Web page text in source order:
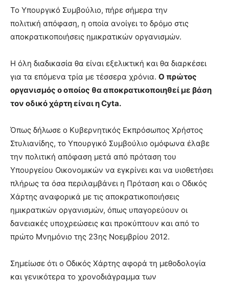
Το Υπουργικό Συμβούλιο, πήρε σήμερα την
πολιτική απόφαση, η οποία ανοίγει το δρόμο στις
αποκρατικοποιήσεις ημικρατικών οργανισμών.
Η όλη διαδικασία θα είναι εξελικτική και θα διαρκέσει
για τα επόμενα τρία με τέσσερα χρόνια. Ο πρώτος
οργανισμός ο οποίος θα αποκρατικοποιηθεί με βάση
τον οδικό χάρτη είναι η Cyta.
Όπως δήλωσε ο Κυβερνητικός Εκπρόσωπος Χρήστος
Στυλιανίδης, το Υπουργικό Συμβούλιο ομόφωνα έλαβε
την πολιτική απόφαση μετά από πρόταση του
Υπουργείου Οικονομικών να εγκρίνει και να υιοθετήσει
πλήρως τα όσα περιλαμβάνει η Πρόταση και ο Οδικός
Χάρτης αναφορικά με τις αποκρατικοποιήσεις
ημικρατικών οργανισμών, όπως υπαγορεύουν οι
δανειακές υποχρεώσεις και προκύπτουν και από το
πρώτο Μνημόνιο της 23ης Νοεμβρίου 2012.
Σημείωσε ότι ο Οδικός Χάρτης αφορά τη μεθοδολογία
και γενικότερα το χρονοδιάγραμμα των